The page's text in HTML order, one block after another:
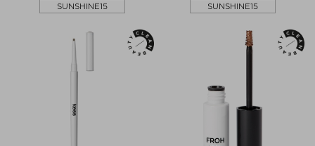
SUNSHINE15 SUNSHINE15